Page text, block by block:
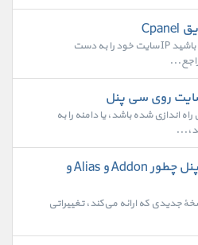
در خیلی از مواقع شاید نیاز داشته باشید IP سایت خود را به دست
اندازی شده باشد، یا دامنه را به
روی نسخه جدید سی پنل چطور Addon و Alias و
جدیدی که ارائه می‌کند، تغییراتی